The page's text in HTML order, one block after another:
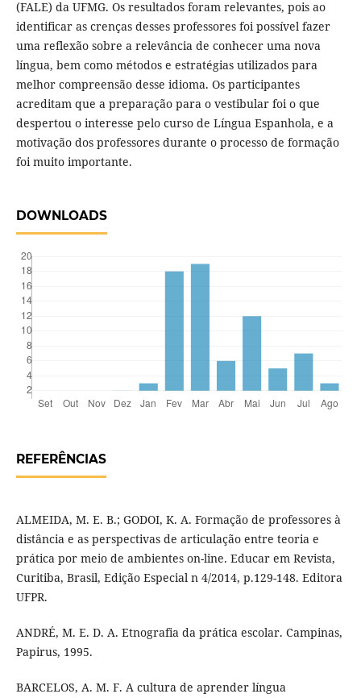
(FALE) da UFMG. Os resultados foram relevantes, pois ao
identificar as crenças desses professores foi possível fazer
uma reflexão sobre a relevância de conhecer uma nova
língua, bem como métodos e estratégias utilizados para
melhor compreensão desse idioma. Os participantes
acreditam que a preparação para o vestibular foi o que
despertou o interesse pelo curso de Língua Espanhola, e a
motivação dos professores durante o processo de formação
foi muito importante.
DOWNLOADS
REFERÊNCIAS
ALMEIDA, M. E. B.; GODOI, K. A. Formação de professores à
distância e as perspectivas de articulação entre teoria e
prática por meio de ambientes on-line. Educar em Revista,
Curitiba, Brasil, Edição Especial n 4/2014, p.129-148. Editora
UFPR.
ANDRÉ, M. E. D. A. Etnografia da prática escolar. Campinas,
Papirus, 1995.
BARCELOS, A. M. F. A cultura de aprender língua